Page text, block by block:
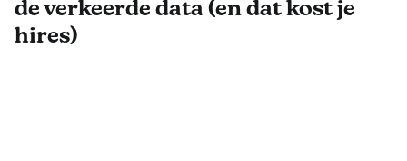
de verkeerde data (en dat kost je
hires)